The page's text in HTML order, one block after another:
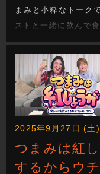
まみと小粋なトーク
ストと一緒に飲んで
さんも一緒に宅飲み
2025年9月27日 (土
つまみは紅
するからウ